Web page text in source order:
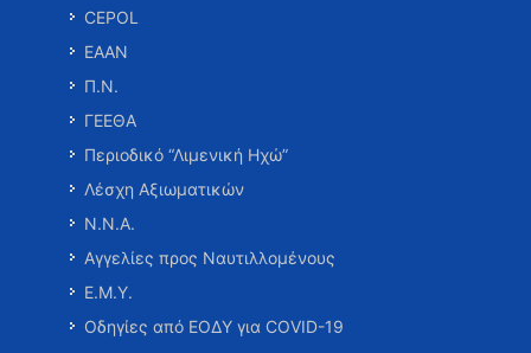
CEPOL
ΕΑΑΝ
Π.Ν.
ΓΕΕΘΑ
Περιοδικό “Λιμενική Ηχώ”
Λέσχη Αξιωματικών
Ν.Ν.Α.
Αγγελίες προς Ναυτιλλομένους
Ε.Μ.Υ.
Οδηγίες από ΕΟΔΥ για COVID-19